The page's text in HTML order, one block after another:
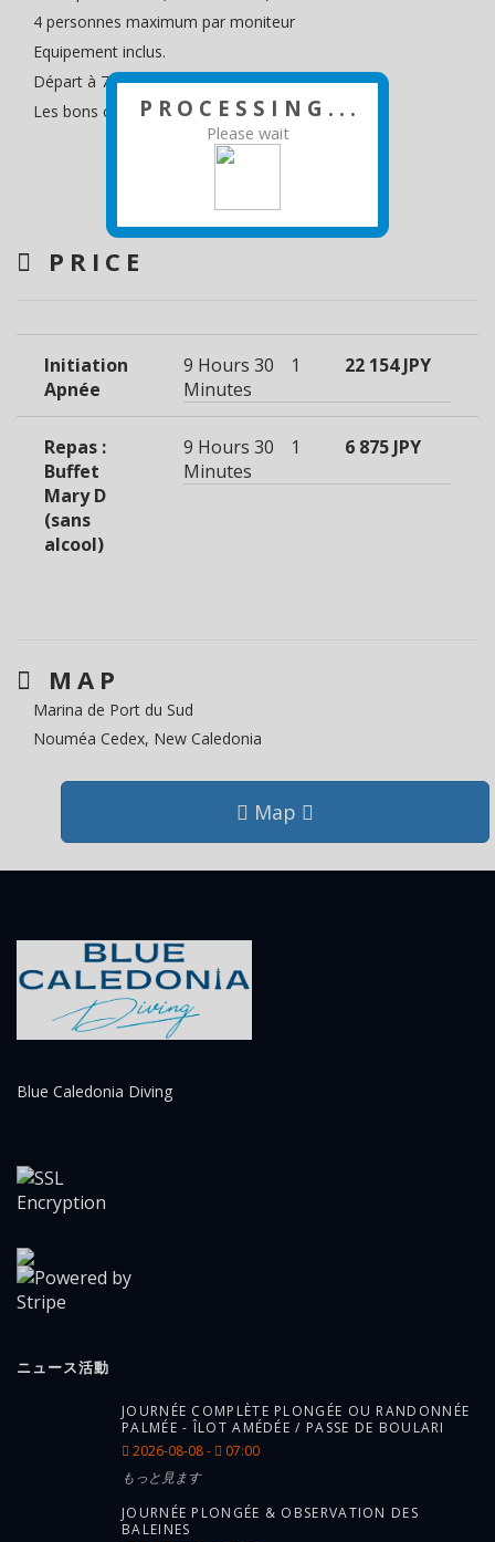
P R O C E S S I N G . . .
Please wait
4 personnes maximum par moniteur
Equipement inclus.
Départ à 7h00 de Port du Sud - Retour à 16h30
Les bons cadeaux sont valables 1 an ????????
PRICE
Initiation
Apnée
9 Hours 30
Minutes
1 22 154 JPY
Repas :
Buffet
Mary D
(sans
alcool)
9 Hours 30
Minutes
1 6 875 JPY
MAP
Marina de Port du Sud
Nouméa Cedex, New Caledonia
Map
Blue Caledonia Diving
ニュース活動
JOURNÉE COMPLÈTE PLONGÉE OU RANDONNÉE
PALMÉE - ÎLOT AMÉDÉE / PASSE DE BOULARI
2026-08-08 -
07:00
もっと見ます
JOURNÉE PLONGÉE & OBSERVATION DES
BALEINES